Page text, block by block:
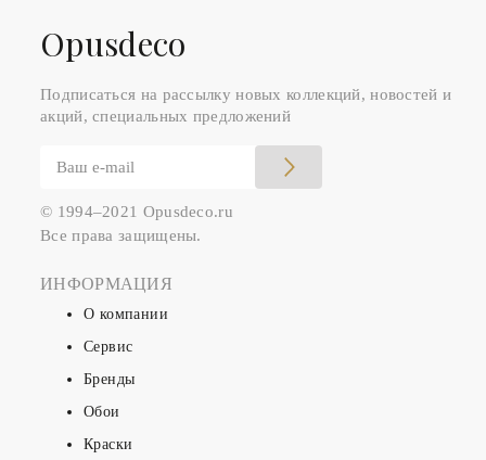
Оpusdeco
Подписаться на рассылку новых коллекций, новостей и
акций, специальных предложений
© 1994–2021 Opusdeco.ru
Все права защищены.
ИНФОРМАЦИЯ
О компании
Сервис
Бренды
Обои
Краски